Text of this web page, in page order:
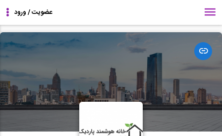
وبسایت